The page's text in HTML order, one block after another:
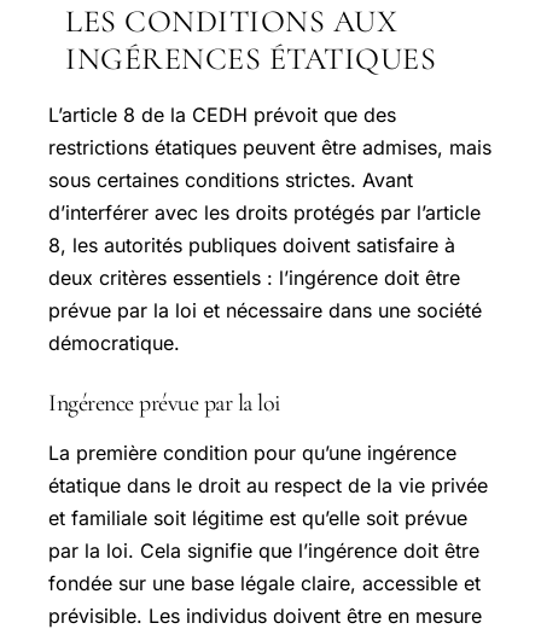
LES CONDITIONS AUX
INGÉRENCES ÉTATIQUES
L’article 8 de la CEDH prévoit que des
restrictions étatiques peuvent être admises, mais
sous certaines conditions strictes. Avant
d’interférer avec les droits protégés par l’article
8, les autorités publiques doivent satisfaire à
deux critères essentiels : l’ingérence doit être
prévue par la loi et nécessaire dans une société
démocratique.
Ingérence prévue par la loi
La première condition pour qu’une ingérence
étatique dans le droit au respect de la vie privée
et familiale soit légitime est qu’elle soit prévue
par la loi. Cela signifie que l’ingérence doit être
fondée sur une base légale claire, accessible et
prévisible. Les individus doivent être en mesure